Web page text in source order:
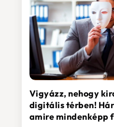
Vigyázz, nehogy
digitális térben!
amire mindenképp